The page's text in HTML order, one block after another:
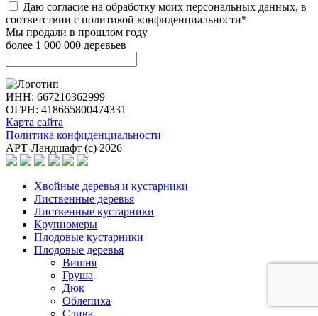
Даю согласие на обработку моих персональных данных, в
соответствии с политикой конфиденциальности*
Мы продали в прошлом году
более 1 000 000 деревьев
ИНН: 667210362999
ОГРН: 418665800474331
Карта сайта
Политика конфиденциальности
АРТ-Ландшафт (с) 2026
Хвойные деревья и кустарники
Лиственные деревья
Лиственные кустарники
Крупномеры
Плодовые кустарники
Плодовые деревья
Вишня
Груша
Дюк
Облепиха